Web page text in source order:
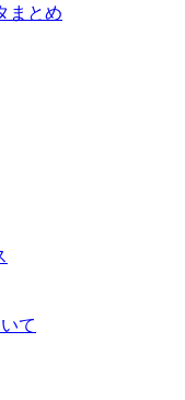
まとめ
て